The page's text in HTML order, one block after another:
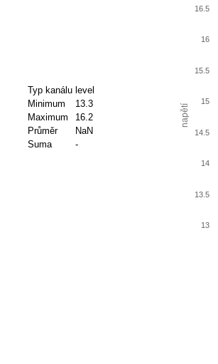
Typ kanálu level
Minimum
13.3
Maximum
16.2
Průměr
NaN
Suma
-
napětí
13
13.5
14
14.5
15
15.5
16
16.5